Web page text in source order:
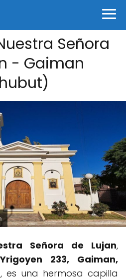
Señora
- Gaiman
Señora de Lujan,
233, Gaiman,
, es una hermosa capilla